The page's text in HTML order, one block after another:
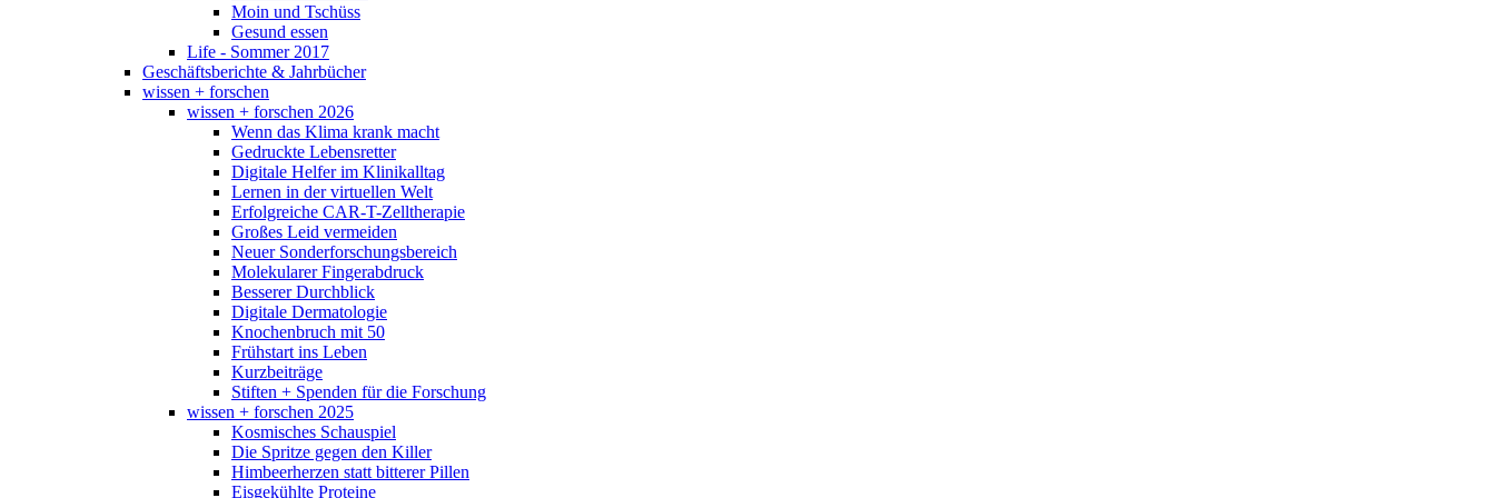
Moin und Tschüss
Gesund essen
Life - Sommer 2017
Geschäftsberichte & Jahrbücher
wissen + forschen
wissen + forschen 2026
Wenn das Klima krank macht
Gedruckte Lebensretter
Digitale Helfer im Klinikalltag
Lernen in der virtuellen Welt
Erfolgreiche CAR-T-Zelltherapie
Großes Leid vermeiden
Neuer Sonderforschungsbereich
Molekularer Fingerabdruck
Besserer Durchblick
Digitale Dermatologie
Knochenbruch mit 50
Frühstart ins Leben
Kurzbeiträge
Stiften + Spenden für die Forschung
wissen + forschen 2025
Kosmisches Schauspiel
Die Spritze gegen den Killer
Himbeerherzen statt bitterer Pillen
Eisgekühlte Proteine